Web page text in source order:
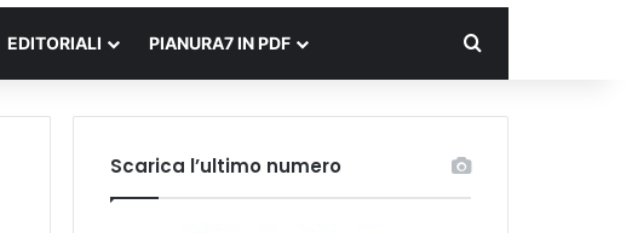
EDITORIALI PIANURA7 IN PDF Cerca
Scarica l’ultimo numero